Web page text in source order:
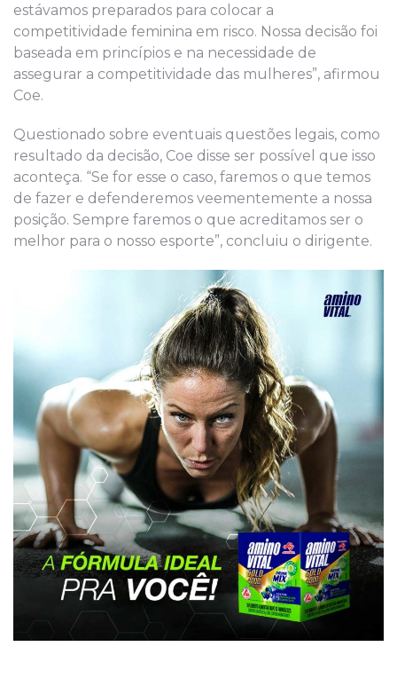
estávamos preparados para colocar a
competitividade feminina em risco. Nossa decisão foi
baseada em princípios e na necessidade de
assegurar a competitividade das mulheres”, afirmou
Coe.
Questionado sobre eventuais questões legais, como
resultado da decisão, Coe disse ser possível que isso
aconteça. “Se for esse o caso, faremos o que temos
de fazer e defenderemos veementemente a nossa
posição. Sempre faremos o que acreditamos ser o
melhor para o nosso esporte”, concluiu o dirigente.